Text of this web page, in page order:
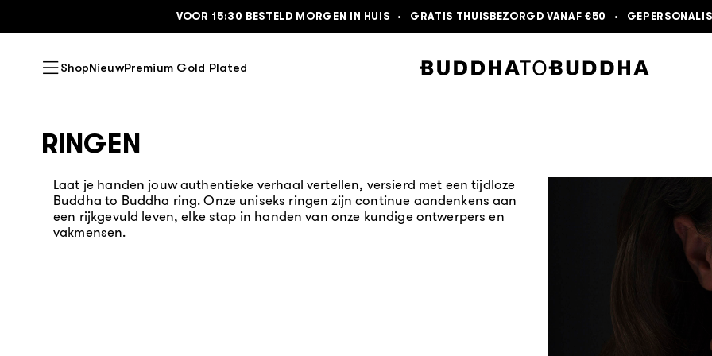
VOOR 15:30 BESTELD MORGEN IN HUIS • GRATIS THUISBEZORGD VANAF €50 •
ShopNieuwPremium Gold Plated
RINGEN
Laat je handen jouw authentieke verhaal vertellen, versierd met een tijdloze
Buddha to Buddha ring. Onze uniseks ringen zijn continue aandenkens aan
een rijkgevuld leven, elke stap in handen van onze kundige ontwerpers en
vakmensen.